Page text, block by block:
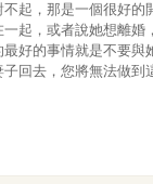
起，那是一個很好的
起，或者說她想離婚
好的事情就是不要與
回去，您將無法做到